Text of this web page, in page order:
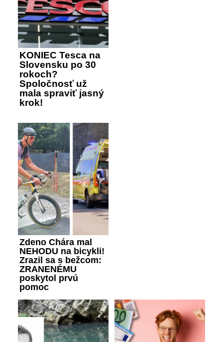
KONIEC Tesca na
Slovensku po 30
rokoch?
Spoločnosť už
mala spraviť jasný
krok!
Zdeno Chára mal
NEHODU na bicykli!
Zrazil sa s bežcom:
ZRANENÉMU
poskytol prvú
pomoc